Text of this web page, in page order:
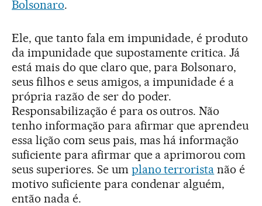
Bolsonaro.
Ele, que tanto fala em impunidade, é produto
da impunidade que supostamente critica. Já
está mais do que claro que, para Bolsonaro,
seus filhos e seus amigos, a impunidade é a
própria razão de ser do poder.
Responsabilização é para os outros. Não
tenho informação para afirmar que aprendeu
essa lição com seus pais, mas há informação
suficiente para afirmar que a aprimorou com
seus superiores. Se um plano terrorista não é
motivo suficiente para condenar alguém,
então nada é.